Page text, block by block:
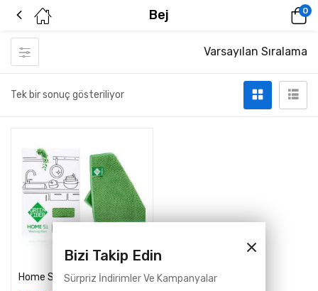
Bej 0
Tek bir sonuç gösteriliyor
Varsayılan Sıralama
Home S1 Fiber Bulaşık Yıkama Bezi 6 Farklı Renk
Bizi Takip Edin
Sürpriz İndirimler Ve Kampanyalar